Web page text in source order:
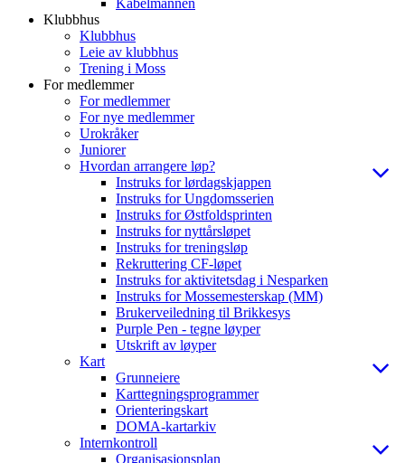
Kabelmannen
Klubbhus
Klubbhus
Leie av klubbhus
Trening i Moss
For medlemmer
For medlemmer
For nye medlemmer
Urokråker
Juniorer
Hvordan arrangere løp?
Instruks for lørdagskjappen
Instruks for Ungdomsserien
Instruks for Østfoldsprinten
Instruks for nyttårsløpet
Instruks for treningsløp
Rekruttering CF-løpet
Instruks for aktivitetsdag i Nesparken
Instruks for Mossemesterskap (MM)
Brukerveiledning til Brikkesys
Purple Pen - tegne løyper
Utskrift av løyper
Kart
Grunneiere
Karttegningsprogrammer
Orienteringskart
DOMA-kartarkiv
Internkontroll
Organisasjonsplan